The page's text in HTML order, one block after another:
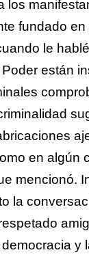
los
fundado
le
están
en algún
mencionó.
la
y